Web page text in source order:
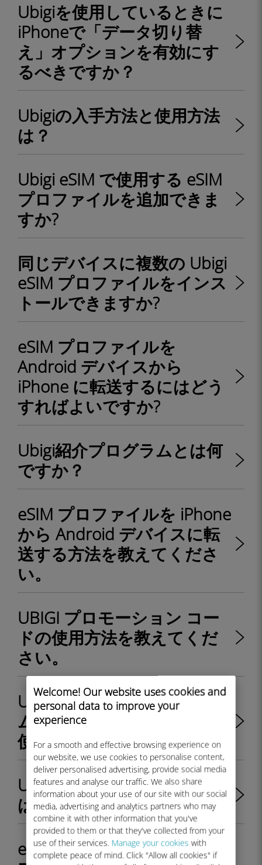
Welcome! Our website uses cookies and
personal data to improve your
experience
For a smooth and effective browsing experience on
our website, we use cookies to personalise content,
deliver personalised advertising, provide social media
features and analyse our traffic. We also share
information about your use of our site with our social
media, advertising and analytics partners who may
combine it with other information that you've
provided to them or that they've collected from your
use of their services. Manage your cookies with
complete peace of mind. Click "Allow all cookies" if
Ubigiを使用しているときに
iPhoneで「データ切り替
え」オプションを有効にす
るべきですか？
Ubigiの入手方法と使用方法
は？
Ubigi eSIM で使用する eSIM
プロファイルを追加できま
すか?
同じデバイスに複数の Ubigi
eSIM プロファイルをインス
トールできますか?
eSIM プロファイルを
Android デバイスから
iPhone に転送するにはどう
すればよいですか?
Ubigi紹介プログラムとは何
ですか？
eSIM プロファイルを iPhone
から Android デバイスに転
送する方法を教えてくださ
い。
UBIGI プロモーション コー
ドの使用方法を教えてくだ
さい。
Ubigi WELCOME10 ウェルカ
ム プロモーション コードの
使用方法は?
Ubigiで5Gを利用する方法
は？ - Apple & Android
eSIM データプランで Ubigi